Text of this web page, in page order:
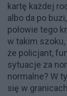
kartę każdej
albo da po
połowie tego
w takim szoku,
że policjant,
sytuacje za
normalne? W
się w